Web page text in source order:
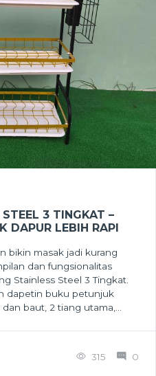
3 TINGKAT –
DAPUR LEBIH RAPI
bikin masak jadi kurang
dan fungsionalitas
Stainless Steel 3 Tingkat.
dapetin buku petunjuk
baut, 2 tiang utama,...
315 0